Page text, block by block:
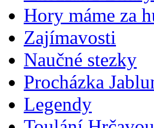
Hory máme za
Zajímavosti
Naučné stezky
Procházka
Legendy